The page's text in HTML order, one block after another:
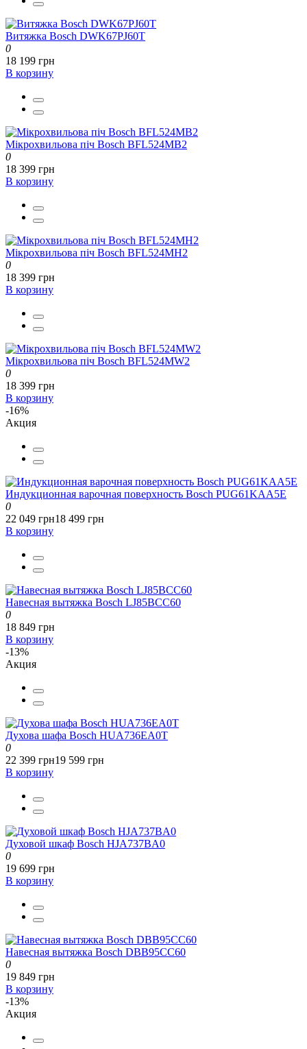
Витяжка Bosch DWK67PJ60T
0
18 199 грн
В корзину
Мікрохвильова піч Bosch BFL524MB2
0
18 399 грн
В корзину
Мікрохвильова піч Bosch BFL524MH2
0
18 399 грн
В корзину
Мікрохвильова піч Bosch BFL524MW2
0
18 399 грн
В корзину
-16%
Акция
Индукционная варочная поверхность Bosch PUG61KAA5E
0
22 049 грн18 499 грн
В корзину
Навесная вытяжка Bosch LJ85BCC60
0
18 849 грн
В корзину
-13%
Акция
Духова шафа Bosch HUA736EA0T
0
22 399 грн19 599 грн
В корзину
Духовой шкаф Bosch HJA737BA0
0
19 699 грн
В корзину
Навесная вытяжка Bosch DBB95CC60
0
19 849 грн
В корзину
-13%
Акция